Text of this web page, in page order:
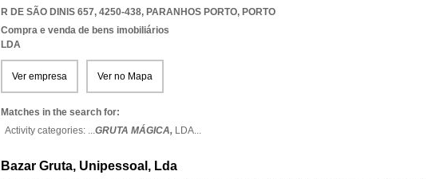
R DE SÃO DINIS 657, 4250-438, PARANHOS PORTO, PORTO
Compra e venda de bens imobiliários
LDA
Ver empresa Ver no Mapa
Matches in the search for:
Activity categories: ...GRUTA MÁGICA, LDA...
Bazar Gruta, Unipessoal, Lda